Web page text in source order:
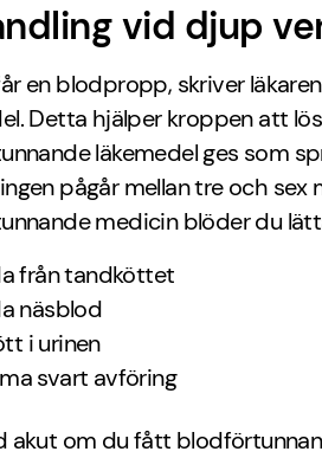
vid djup
en blodpropp, skriver
Detta hjälper kroppen att
läkemedel ges som
pågår mellan tre och sex
medicin blöder du
från tandköttet
näsblod
i urinen
svart avföring
akut om du fått